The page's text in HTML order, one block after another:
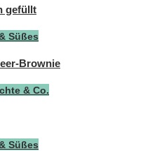
gefüllt
Süßes
Brownie
& Co.
Süßes